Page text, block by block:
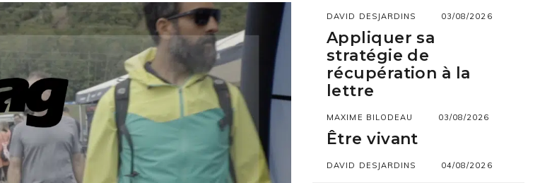
DAVID DESJARDINS 03/08/2026
Appliquer sa
stratégie de
récupération à la
lettre
MAXIME BILODEAU 03/08/2026
Être vivant
DAVID DESJARDINS 04/08/2026